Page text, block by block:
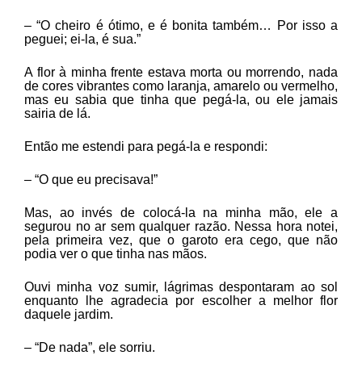
– “O cheiro é ótimo, e é bonita também… Por isso a
peguei; ei-la, é sua.”
A flor à minha frente estava morta ou morrendo, nada
de cores vibrantes como laranja, amarelo ou vermelho,
mas eu sabia que tinha que pegá-la, ou ele jamais
sairia de lá.
Então me estendi para pegá-la e respondi:
– “O que eu precisava!”
Mas, ao invés de colocá-la na minha mão, ele a
segurou no ar sem qualquer razão. Nessa hora notei,
pela primeira vez, que o garoto era cego, que não
podia ver o que tinha nas mãos.
Ouvi minha voz sumir, lágrimas despontaram ao sol
enquanto lhe agradecia por escolher a melhor flor
daquele jardim.
– “De nada”, ele sorriu.